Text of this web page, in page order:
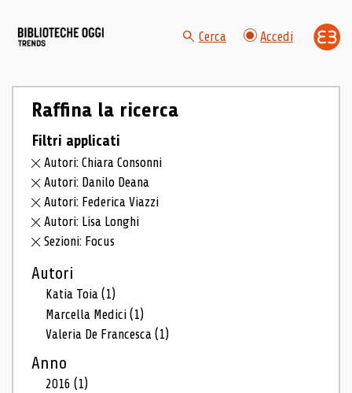
Cerca Accedi
Raffina la ricerca
Filtri applicati
Autori: Chiara Consonni
Autori: Danilo Deana
Autori: Federica Viazzi
Autori: Lisa Longhi
Sezioni: Focus
Autori
Katia Toia(1)
Marcella Medici(1)
Valeria De Francesca(1)
Anno
2016(1)